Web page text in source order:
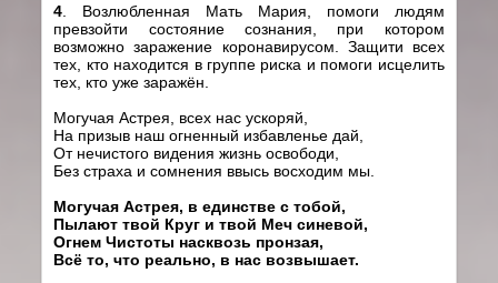
4
Возлюбленная Мать Мария, помоги людям
превзойти состояние сознания, при котором
возможно заражение коронавирусом. Защити всех
тех, кто находится в группе риска и помоги исцелить
тех, кто уже заражён.
Могучая Астрея, всех нас ускоряй,
На призыв наш огненный избавленье дай,
От нечистого видения жизнь освободи,
Без страха и сомнения ввысь восходим мы.
Могучая Астрея, в единcтве с тобой,
Пылают твой Круг и твой Меч синевой,
Огнем Чистоты насквозь пронзая,
Всё то, что реально, в нас возвышает.